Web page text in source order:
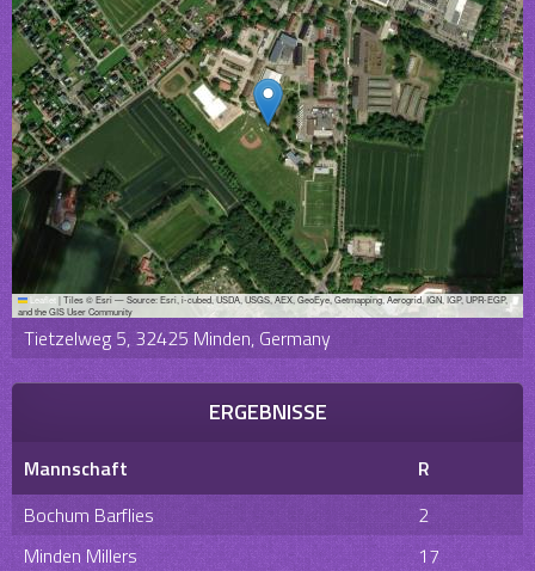
Leaflet |Tiles © Esri — Source: Esri, i-cubed, USDA, USGS, AEX, GeoEye, Getmapping, Aerogrid, IGN, IGP, UPR-EGP,
and the GIS User Community
Tietzelweg 5, 32425 Minden, Germany
ERGEBNISSE
Mannschaft
R
Bochum Barflies
2
Minden Millers
17